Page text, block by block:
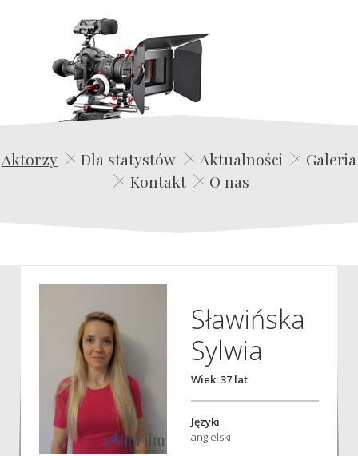
Edwin Film Agencja Aktorska
Aktorzy Dla statystów Aktualności
Galeria
Kontakt
O nas
Sławińska
Sylwia
Wiek: 37 lat
Języki
angielski